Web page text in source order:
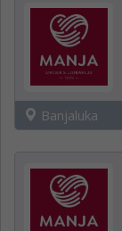
Banjaluka